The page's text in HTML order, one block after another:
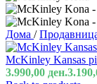
Дома /
McKinley Kansas
3.990,00 ден.